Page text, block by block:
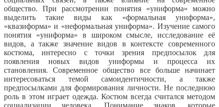
общество. При рассмотрении понятия «униформа» можно
выделить такие виды как «формальная униформа»,
«квазиформа» и «неформальная униформа». Изучение самого
понятия «униформа» в широком смысле, исследование её
видов, а также значение видов в контексте современного
костюма, интересно с точки зрения предпосылок для
появления новых видов униформы и процесса их
становления. Современное общество все больше начинает
интересоваться темой самоидентичности, а также
предпосылками для формирования личности. Не последнюю
роль в этом играет одежда. Костюм всегда считался методом